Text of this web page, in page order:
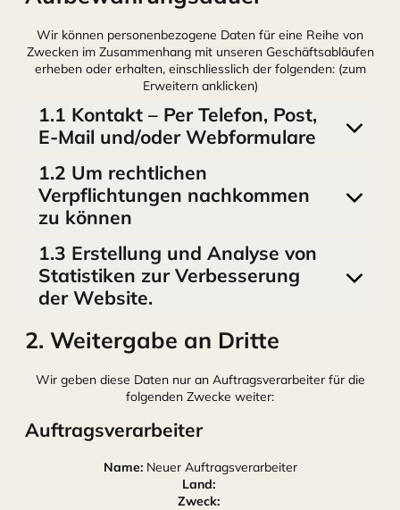
Wir können personenbezogene Daten für eine Reihe von
Zwecken im Zusammenhang mit unseren Geschäftsabläufen
erheben oder erhalten, einschliesslich der folgenden: (zum
Erweitern anklicken)
1.1 Kontakt – Per Telefon, Post,
E-Mail und/oder Webformulare
1.2 Um rechtlichen
Verpflichtungen nachkommen
zu können
1.3 Erstellung und Analyse von
Statistiken zur Verbesserung
der Website.
2. Weitergabe an Dritte
Wir geben diese Daten nur an Auftragsverarbeiter für die
folgenden Zwecke weiter:
Auftragsverarbeiter
Name:Neuer Auftragsverarbeiter
Land:
Zweck: